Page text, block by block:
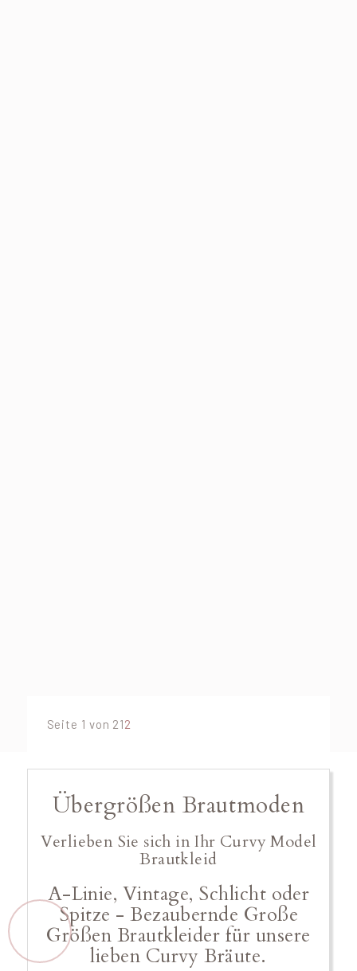
Seite 1 von 212
Übergrößen Brautmoden
Verlieben Sie sich in Ihr Curvy Model
Brautkleid
A-Linie, Vintage, Schlicht oder
Spitze - Bezaubernde Große
Größen Brautkleider für unsere
lieben Curvy Bräute.